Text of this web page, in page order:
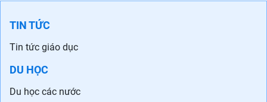
Quảng Ninh lý giải phút
chót 'vớt' gần 1.000 học
sinh vào lớp 10